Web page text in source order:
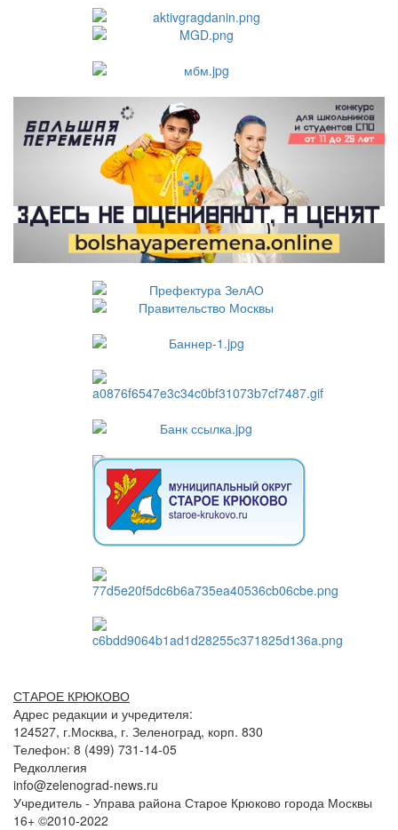
СТАРОЕ КРЮКОВО
Адрес редакции и учредителя:
124527, г.Москва, г. Зеленоград, корп. 830
Телефон: 8 (499) 731-14-05
Редколлегия
info@zelenograd-news.ru
Учредитель - Управа района Старое Крюково города Москвы
16+ ©2010-2022